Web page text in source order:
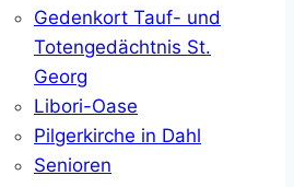
Gedenkort Tauf- und
Totengedächtnis St.
Georg
Libori-Oase
Pilgerkirche in Dahl
Senioren